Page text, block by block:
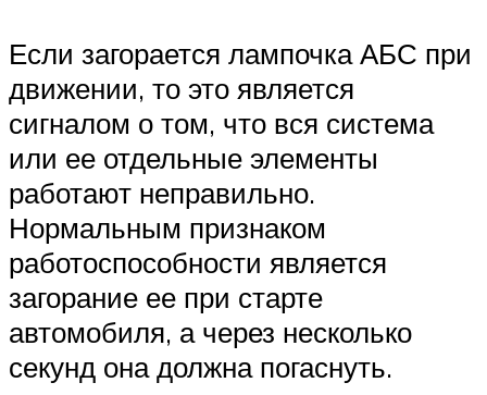
Если загорается лампочка АБС при
движении, то это является
сигналом о том, что вся система
или ее отдельные элементы
работают неправильно.
Нормальным признаком
работоспособности является
загорание ее при старте
автомобиля, а через несколько
секунд она должна погаснуть.